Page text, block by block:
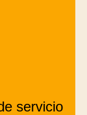
servicio